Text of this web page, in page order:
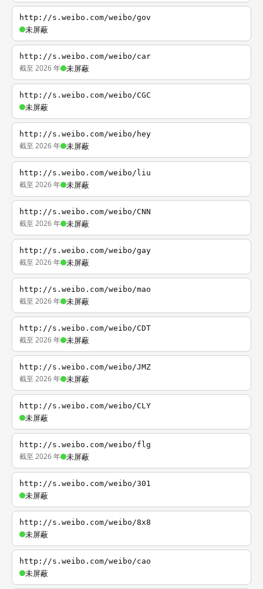
http://s.weibo.com/weibo/gov
未屏蔽
http://s.weibo.com/weibo/car
截至 2026 年 未屏蔽
http://s.weibo.com/weibo/CGC
未屏蔽
http://s.weibo.com/weibo/hey
截至 2026 年 未屏蔽
http://s.weibo.com/weibo/liu
截至 2026 年 未屏蔽
http://s.weibo.com/weibo/CNN
截至 2026 年 未屏蔽
http://s.weibo.com/weibo/gay
截至 2026 年 未屏蔽
http://s.weibo.com/weibo/mao
截至 2026 年 未屏蔽
http://s.weibo.com/weibo/CDT
截至 2026 年 未屏蔽
http://s.weibo.com/weibo/JMZ
截至 2026 年 未屏蔽
http://s.weibo.com/weibo/CLY
未屏蔽
http://s.weibo.com/weibo/flg
截至 2026 年 未屏蔽
http://s.weibo.com/weibo/301
未屏蔽
http://s.weibo.com/weibo/8x8
未屏蔽
http://s.weibo.com/weibo/cao
未屏蔽